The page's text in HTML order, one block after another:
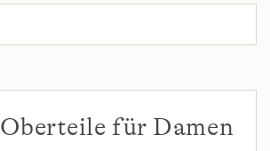
für Damen